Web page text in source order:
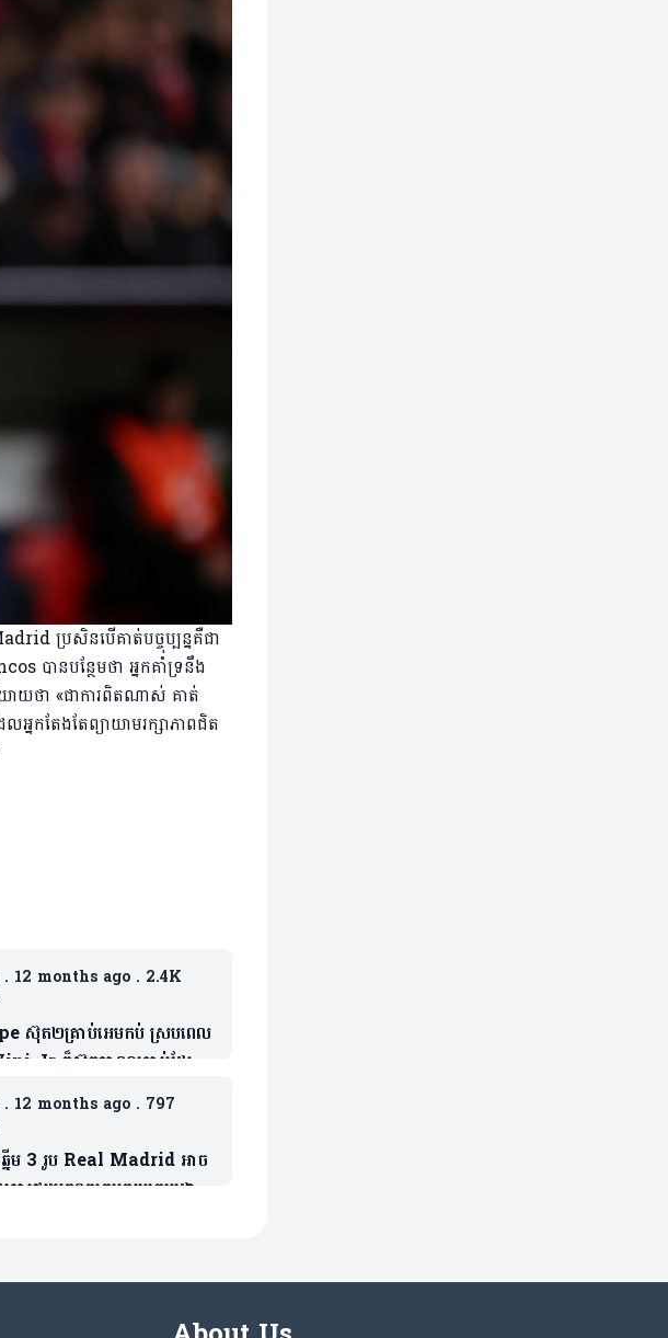
ប្រសិនបើគាត់បច្ចុប្បន្នគឺជា
បានបន្ថែមថា អ្នកគាំទ្រនឹង
យថា «ជាការពិតណាស់ គាត់
នកតែងតែព្យាយាមរក្សាភាពជិត
12 months ago. 2.4K
ស៊ុត២គ្រាប់អេមកប់ ស្របពេល
Jr ក៏ស៊ុតបាន១គ្រាប់ដែរ
)12 months ago. 797
ើម 3 រូប Real Madrid អាច
រាផ្ទេរយកពួកគេមករួមក្រុមដោយ